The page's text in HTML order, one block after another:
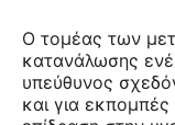
Ο τομέας των
κατανάλωσης
υπεύθυνος
και για